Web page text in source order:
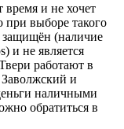
и не хочет
при выборе такого
(наличие
и не является
работают в
и
наличными
обратиться в